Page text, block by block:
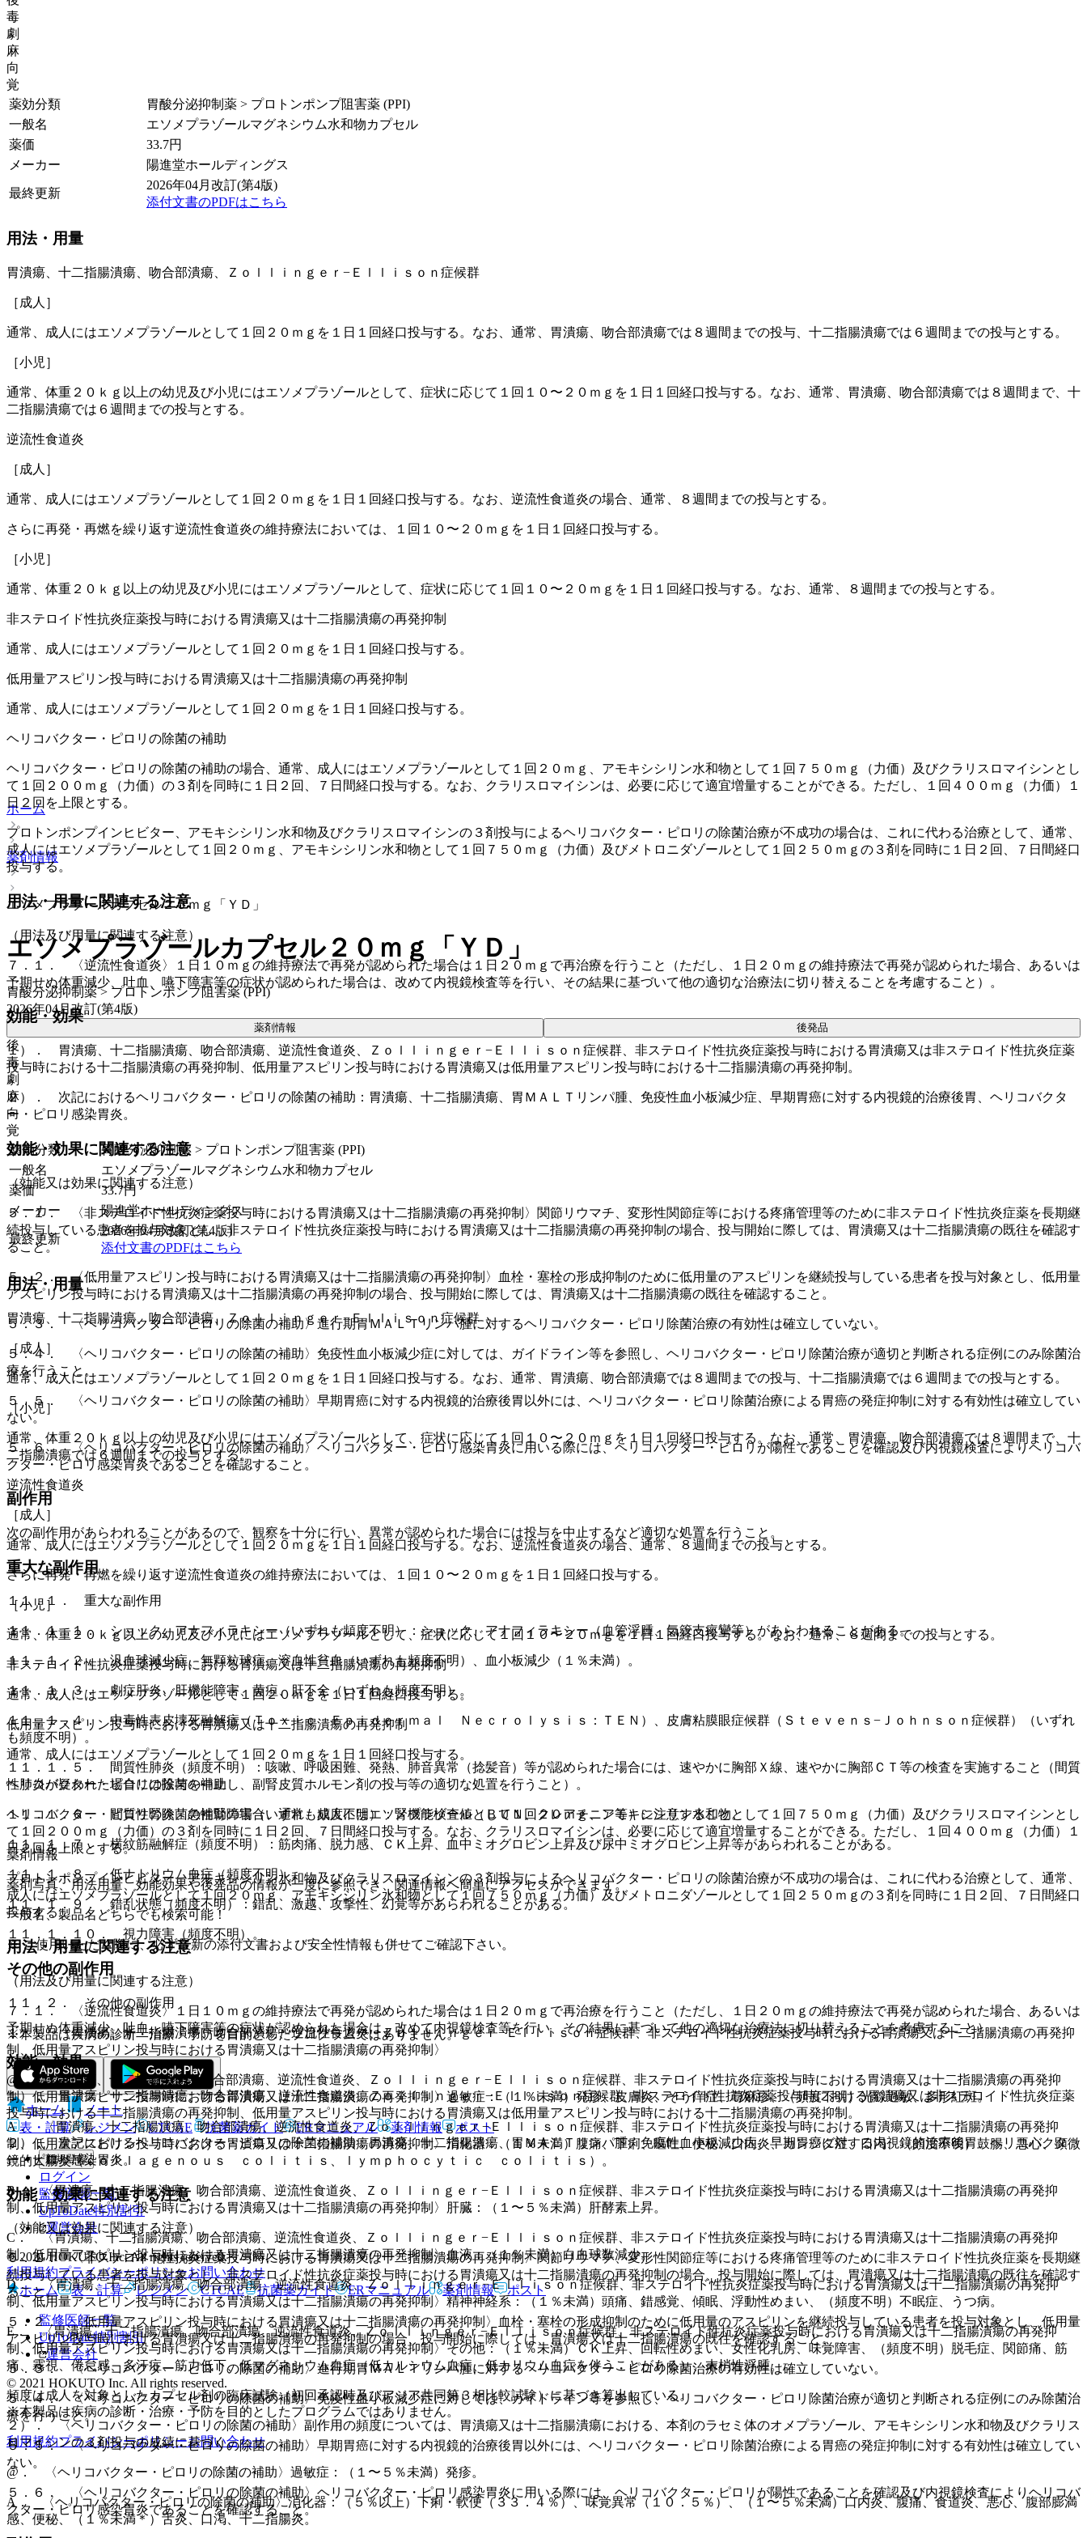
毒
劇
麻
向
覚
薬効分類
胃酸分泌抑制薬 > プロトンポンプ阻害薬 (PPI)
一般名
エソメプラゾールマグネシウム水和物カプセル
薬価
33.7円
メーカー
陽進堂ホールディングス
最終更新
2026年04月改訂(第4版)
添付文書のPDFはこちら
用法・用量
胃潰瘍、十二指腸潰瘍、吻合部潰瘍、Ｚｏｌｌｉｎｇｅｒ−Ｅｌｌｉｓｏｎ症候群
［成人］
通常、成人にはエソメプラゾールとして１回２０ｍｇを１日１回経口投与する。なお、通常、胃潰瘍、吻合部潰瘍では８週間までの投与、十二指腸潰瘍では６週間までの投与とする。
［小児］
通常、体重２０ｋｇ以上の幼児及び小児にはエソメプラゾールとして、症状に応じて１回１０〜２０ｍｇを１日１回経口投与する。なお、通常、胃潰瘍、吻合部潰瘍では８週間まで、十
二指腸潰瘍では６週間までの投与とする。
逆流性食道炎
［成人］
通常、成人にはエソメプラゾールとして１回２０ｍｇを１日１回経口投与する。なお、逆流性食道炎の場合、通常、８週間までの投与とする。
さらに再発・再燃を繰り返す逆流性食道炎の維持療法においては、１回１０〜２０ｍｇを１日１回経口投与する。
［小児］
通常、体重２０ｋｇ以上の幼児及び小児にはエソメプラゾールとして、症状に応じて１回１０〜２０ｍｇを１日１回経口投与する。なお、通常、８週間までの投与とする。
非ステロイド性抗炎症薬投与時における胃潰瘍又は十二指腸潰瘍の再発抑制
通常、成人にはエソメプラゾールとして１回２０ｍｇを１日１回経口投与する。
低用量アスピリン投与時における胃潰瘍又は十二指腸潰瘍の再発抑制
通常、成人にはエソメプラゾールとして１回２０ｍｇを１日１回経口投与する。
ヘリコバクター・ピロリの除菌の補助
ヘリコバクター・ピロリの除菌の補助の場合、通常、成人にはエソメプラゾールとして１回２０ｍｇ、アモキシシリン水和物として１回７５０ｍｇ（力価）及びクラリスロマイシンとし
て１回２００ｍｇ（力価）の３剤を同時に１日２回、７日間経口投与する。なお、クラリスロマイシンは、必要に応じて適宜増量することができる。ただし、１回４００ｍｇ（力価）１
日２回を上限とする。
プロトンポンプインヒビター、アモキシシリン水和物及びクラリスロマイシンの３剤投与によるヘリコバクター・ピロリの除菌治療が不成功の場合は、これに代わる治療として、通常、
成人にはエソメプラゾールとして１回２０ｍｇ、アモキシシリン水和物として１回７５０ｍｇ（力価）及びメトロニダゾールとして１回２５０ｍｇの３剤を同時に１日２回、７日間経口
投与する。
用法・用量に関連する注意
（用法及び用量に関連する注意）
７．１． 〈逆流性食道炎〉１日１０ｍｇの維持療法で再発が認められた場合は１日２０ｍｇで再治療を行うこと（ただし、１日２０ｍｇの維持療法で再発が認められた場合、あるいは
予期せぬ体重減少、吐血、嚥下障害等の症状が認められた場合は、改めて内視鏡検査等を行い、その結果に基づいて他の適切な治療法に切り替えることを考慮すること）。
効能・効果
１）． 胃潰瘍、十二指腸潰瘍、吻合部潰瘍、逆流性食道炎、Ｚｏｌｌｉｎｇｅｒ−Ｅｌｌｉｓｏｎ症候群、非ステロイド性抗炎症薬投与時における胃潰瘍又は非ステロイド性抗炎症薬
投与時における十二指腸潰瘍の再発抑制、低用量アスピリン投与時における胃潰瘍又は低用量アスピリン投与時における十二指腸潰瘍の再発抑制。
２）． 次記におけるヘリコバクター・ピロリの除菌の補助：胃潰瘍、十二指腸潰瘍、胃ＭＡＬＴリンパ腫、免疫性血小板減少症、早期胃癌に対する内視鏡的治療後胃、ヘリコバクタ
ー・ピロリ感染胃炎。
効能・効果に関連する注意
（効能又は効果に関連する注意）
５．１． 〈非ステロイド性抗炎症薬投与時における胃潰瘍又は十二指腸潰瘍の再発抑制〉関節リウマチ、変形性関節症等における疼痛管理等のために非ステロイド性抗炎症薬を長期継
続投与している患者を投与対象とし、非ステロイド性抗炎症薬投与時における胃潰瘍又は十二指腸潰瘍の再発抑制の場合、投与開始に際しては、胃潰瘍又は十二指腸潰瘍の既往を確認す
ること。
５．２． 〈低用量アスピリン投与時における胃潰瘍又は十二指腸潰瘍の再発抑制〉血栓・塞栓の形成抑制のために低用量のアスピリンを継続投与している患者を投与対象とし、低用量
アスピリン投与時における胃潰瘍又は十二指腸潰瘍の再発抑制の場合、投与開始に際しては、胃潰瘍又は十二指腸潰瘍の既往を確認すること。
５．３． 〈ヘリコバクター・ピロリの除菌の補助〉進行期胃ＭＡＬＴリンパ腫に対するヘリコバクター・ピロリ除菌治療の有効性は確立していない。
５．４． 〈ヘリコバクター・ピロリの除菌の補助〉免疫性血小板減少症に対しては、ガイドライン等を参照し、ヘリコバクター・ピロリ除菌治療が適切と判断される症例にのみ除菌治
療を行うこと。
５．５． 〈ヘリコバクター・ピロリの除菌の補助〉早期胃癌に対する内視鏡的治療後胃以外には、ヘリコバクター・ピロリ除菌治療による胃癌の発症抑制に対する有効性は確立してい
ない。
５．６． 〈ヘリコバクター・ピロリの除菌の補助〉ヘリコバクター・ピロリ感染胃炎に用いる際には、ヘリコバクター・ピロリが陽性であることを確認及び内視鏡検査によりヘリコバ
クター・ピロリ感染胃炎であることを確認すること。
副作用
次の副作用があらわれることがあるので、観察を十分に行い、異常が認められた場合には投与を中止するなど適切な処置を行うこと。
重大な副作用
１１．１． 重大な副作用
１１．１．１． ショック、アナフィラキシー（いずれも頻度不明）：ショック、アナフィラキシー（血管浮腫、気管支痙攣等）があらわれることがある。
１１．１．２． 汎血球減少症、無顆粒球症、溶血性貧血（いずれも頻度不明）、血小板減少（１％未満）。
１１．１．３． 劇症肝炎、肝機能障害、黄疸、肝不全（いずれも頻度不明）。
１１．１．４． 中毒性表皮壊死融解症（Ｔｏｘｉｃ Ｅｐｉｄｅｒｍａｌ Ｎｅｃｒｏｌｙｓｉｓ：ＴＥＮ）、皮膚粘膜眼症候群（Ｓｔｅｖｅｎｓ−Ｊｏｈｎｓｏｎ症候群）（いずれ
も頻度不明）。
１１．１．５． 間質性肺炎（頻度不明）：咳嗽、呼吸困難、発熱、肺音異常（捻髪音）等が認められた場合には、速やかに胸部Ｘ線、速やかに胸部ＣＴ等の検査を実施すること（間質
性肺炎が疑われた場合には投与を中止し、副腎皮質ホルモン剤の投与等の適切な処置を行うこと）。
１１．１．６． 間質性腎炎、急性腎障害（いずれも頻度不明）：腎機能検査値（ＢＵＮ、クレアチニン等）に注意すること。
１１．１．７． 横紋筋融解症（頻度不明）：筋肉痛、脱力感、ＣＫ上昇、血中ミオグロビン上昇及び尿中ミオグロビン上昇等があらわれることがある。
１１．１．８． 低ナトリウム血症（頻度不明）。
１１．１．９． 錯乱状態（頻度不明）：錯乱、激越、攻撃性、幻覚等があらわれることがある。
１１．１．１０． 視力障害（頻度不明）。
その他の副作用
１１．２． その他の副作用
１）． 〈胃潰瘍、十二指腸潰瘍、吻合部潰瘍、逆流性食道炎、Ｚｏｌｌｉｎｇｅｒ−Ｅｌｌｉｓｏｎ症候群、非ステロイド性抗炎症薬投与時における胃潰瘍又は十二指腸潰瘍の再発抑
制、低用量アスピリン投与時における胃潰瘍又は十二指腸潰瘍の再発抑制〉
@． 〈胃潰瘍、十二指腸潰瘍、吻合部潰瘍、逆流性食道炎、Ｚｏｌｌｉｎｇｅｒ−Ｅｌｌｉｓｏｎ症候群、非ステロイド性抗炎症薬投与時における胃潰瘍又は十二指腸潰瘍の再発抑
制、低用量アスピリン投与時における胃潰瘍又は十二指腸潰瘍の再発抑制〉過敏症：（１％未満）発疹、皮膚炎、そう痒症、蕁麻疹、（頻度不明）光線過敏、多形紅斑。
A． 〈胃潰瘍、十二指腸潰瘍、吻合部潰瘍、逆流性食道炎、Ｚｏｌｌｉｎｇｅｒ−Ｅｌｌｉｓｏｎ症候群、非ステロイド性抗炎症薬投与時における胃潰瘍又は十二指腸潰瘍の再発抑
制、低用量アスピリン投与時における胃潰瘍又は十二指腸潰瘍の再発抑制〉消化器：（１％未満）腹痛、下痢、嘔吐、便秘、口内炎、カンジダ症、口渇、（頻度不明）鼓腸、悪心、顕微
鏡的大腸炎（ｃｏｌｌａｇｅｎｏｕｓ ｃｏｌｉｔｉｓ、ｌｙｍｐｈｏｃｙｔｉｃ ｃｏｌｉｔｉｓ）。
B． 〈胃潰瘍、十二指腸潰瘍、吻合部潰瘍、逆流性食道炎、Ｚｏｌｌｉｎｇｅｒ−Ｅｌｌｉｓｏｎ症候群、非ステロイド性抗炎症薬投与時における胃潰瘍又は十二指腸潰瘍の再発抑
制、低用量アスピリン投与時における胃潰瘍又は十二指腸潰瘍の再発抑制〉肝臓：（１〜５％未満）肝酵素上昇。
C． 〈胃潰瘍、十二指腸潰瘍、吻合部潰瘍、逆流性食道炎、Ｚｏｌｌｉｎｇｅｒ−Ｅｌｌｉｓｏｎ症候群、非ステロイド性抗炎症薬投与時における胃潰瘍又は十二指腸潰瘍の再発抑
制、低用量アスピリン投与時における胃潰瘍又は十二指腸潰瘍の再発抑制〉血液：（１％未満）白血球数減少。
D． 〈胃潰瘍、十二指腸潰瘍、吻合部潰瘍、逆流性食道炎、Ｚｏｌｌｉｎｇｅｒ−Ｅｌｌｉｓｏｎ症候群、非ステロイド性抗炎症薬投与時における胃潰瘍又は十二指腸潰瘍の再発抑
制、低用量アスピリン投与時における胃潰瘍又は十二指腸潰瘍の再発抑制〉精神神経系：（１％未満）頭痛、錯感覚、傾眠、浮動性めまい、（頻度不明）不眠症、うつ病。
E． 〈胃潰瘍、十二指腸潰瘍、吻合部潰瘍、逆流性食道炎、Ｚｏｌｌｉｎｇｅｒ−Ｅｌｌｉｓｏｎ症候群、非ステロイド性抗炎症薬投与時における胃潰瘍又は十二指腸潰瘍の再発抑
制、低用量アスピリン投与時における胃潰瘍又は十二指腸潰瘍の再発抑制〉その他：（１％未満）ＣＫ上昇、回転性めまい、女性化乳房、味覚障害、（頻度不明）脱毛症、関節痛、筋
痛、霧視、倦怠感、多汗症、筋力低下、低マグネシウム血症（低カルシウム血症、低カリウム血症を伴うことがある）、末梢性浮腫。
頻度は成人を対象としたカプセル剤の臨床試験（初回承認時及びアジア共同第３相比較試験）に基づき算出している。
２）． 〈ヘリコバクター・ピロリの除菌の補助〉副作用の頻度については、胃潰瘍又は十二指腸潰瘍における、本剤のラセミ体のオメプラゾール、アモキシシリン水和物及びクラリス
ロマイシンの３剤投与の成績に基づく。
@． 〈ヘリコバクター・ピロリの除菌の補助〉過敏症：（１〜５％未満）発疹。
A． 〈ヘリコバクター・ピロリの除菌の補助〉消化器：（５％以上）下痢・軟便（３３．４％）、味覚異常（１０．５％）、（１〜５％未満）口内炎、腹痛、食道炎、悪心、腹部膨満
感、便秘、（１％未満＊）舌炎、口渇、十二指腸炎。
ホーム
薬剤情報
エソメプラゾールカプセル２０ｍｇ「ＹＤ」
エソメプラゾールカプセル２０ｍｇ「ＹＤ」
胃酸分泌抑制薬 > プロトンポンプ阻害薬 (PPI)
2026年04月改訂(第4版)
薬剤情報 後発品
後
毒
劇
麻
向
覚
薬効分類
胃酸分泌抑制薬 > プロトンポンプ阻害薬 (PPI)
一般名
エソメプラゾールマグネシウム水和物カプセル
薬価
33.7円
メーカー
陽進堂ホールディングス
最終更新
2026年04月改訂(第4版)
添付文書のPDFはこちら
用法・用量
胃潰瘍、十二指腸潰瘍、吻合部潰瘍、Ｚｏｌｌｉｎｇｅｒ−Ｅｌｌｉｓｏｎ症候群
［成人］
通常、成人にはエソメプラゾールとして１回２０ｍｇを１日１回経口投与する。なお、通常、胃潰瘍、吻合部潰瘍では８週間までの投与、十二指腸潰瘍では６週間までの投与とする。
［小児］
通常、体重２０ｋｇ以上の幼児及び小児にはエソメプラゾールとして、症状に応じて１回１０〜２０ｍｇを１日１回経口投与する。なお、通常、胃潰瘍、吻合部潰瘍では８週間まで、十
二指腸潰瘍では６週間までの投与とする。
逆流性食道炎
［成人］
通常、成人にはエソメプラゾールとして１回２０ｍｇを１日１回経口投与する。なお、逆流性食道炎の場合、通常、８週間までの投与とする。
さらに再発・再燃を繰り返す逆流性食道炎の維持療法においては、１回１０〜２０ｍｇを１日１回経口投与する。
［小児］
通常、体重２０ｋｇ以上の幼児及び小児にはエソメプラゾールとして、症状に応じて１回１０〜２０ｍｇを１日１回経口投与する。なお、通常、８週間までの投与とする。
非ステロイド性抗炎症薬投与時における胃潰瘍又は十二指腸潰瘍の再発抑制
通常、成人にはエソメプラゾールとして１回２０ｍｇを１日１回経口投与する。
低用量アスピリン投与時における胃潰瘍又は十二指腸潰瘍の再発抑制
通常、成人にはエソメプラゾールとして１回２０ｍｇを１日１回経口投与する。
ヘリコバクター・ピロリの除菌の補助
ヘリコバクター・ピロリの除菌の補助の場合、通常、成人にはエソメプラゾールとして１回２０ｍｇ、アモキシシリン水和物として１回７５０ｍｇ（力価）及びクラリスロマイシンとし
て１回２００ｍｇ（力価）の３剤を同時に１日２回、７日間経口投与する。なお、クラリスロマイシンは、必要に応じて適宜増量することができる。ただし、１回４００ｍｇ（力価）１
日２回を上限とする。
プロトンポンプインヒビター、アモキシシリン水和物及びクラリスロマイシンの３剤投与によるヘリコバクター・ピロリの除菌治療が不成功の場合は、これに代わる治療として、通常、
成人にはエソメプラゾールとして１回２０ｍｇ、アモキシシリン水和物として１回７５０ｍｇ（力価）及びメトロニダゾールとして１回２５０ｍｇの３剤を同時に１日２回、７日間経口
投与する。
用法・用量に関連する注意
（用法及び用量に関連する注意）
７．１． 〈逆流性食道炎〉１日１０ｍｇの維持療法で再発が認められた場合は１日２０ｍｇで再治療を行うこと（ただし、１日２０ｍｇの維持療法で再発が認められた場合、あるいは
予期せぬ体重減少、吐血、嚥下障害等の症状が認められた場合は、改めて内視鏡検査等を行い、その結果に基づいて他の適切な治療法に切り替えることを考慮すること）。
効能・効果
１）． 胃潰瘍、十二指腸潰瘍、吻合部潰瘍、逆流性食道炎、Ｚｏｌｌｉｎｇｅｒ−Ｅｌｌｉｓｏｎ症候群、非ステロイド性抗炎症薬投与時における胃潰瘍又は非ステロイド性抗炎症薬
投与時における十二指腸潰瘍の再発抑制、低用量アスピリン投与時における胃潰瘍又は低用量アスピリン投与時における十二指腸潰瘍の再発抑制。
２）． 次記におけるヘリコバクター・ピロリの除菌の補助：胃潰瘍、十二指腸潰瘍、胃ＭＡＬＴリンパ腫、免疫性血小板減少症、早期胃癌に対する内視鏡的治療後胃、ヘリコバクタ
ー・ピロリ感染胃炎。
効能・効果に関連する注意
（効能又は効果に関連する注意）
５．１． 〈非ステロイド性抗炎症薬投与時における胃潰瘍又は十二指腸潰瘍の再発抑制〉関節リウマチ、変形性関節症等における疼痛管理等のために非ステロイド性抗炎症薬を長期継
続投与している患者を投与対象とし、非ステロイド性抗炎症薬投与時における胃潰瘍又は十二指腸潰瘍の再発抑制の場合、投与開始に際しては、胃潰瘍又は十二指腸潰瘍の既往を確認す
ること。
５．２． 〈低用量アスピリン投与時における胃潰瘍又は十二指腸潰瘍の再発抑制〉血栓・塞栓の形成抑制のために低用量のアスピリンを継続投与している患者を投与対象とし、低用量
アスピリン投与時における胃潰瘍又は十二指腸潰瘍の再発抑制の場合、投与開始に際しては、胃潰瘍又は十二指腸潰瘍の既往を確認すること。
５．３． 〈ヘリコバクター・ピロリの除菌の補助〉進行期胃ＭＡＬＴリンパ腫に対するヘリコバクター・ピロリ除菌治療の有効性は確立していない。
５．４． 〈ヘリコバクター・ピロリの除菌の補助〉免疫性血小板減少症に対しては、ガイドライン等を参照し、ヘリコバクター・ピロリ除菌治療が適切と判断される症例にのみ除菌治
療を行うこと。
５．５． 〈ヘリコバクター・ピロリの除菌の補助〉早期胃癌に対する内視鏡的治療後胃以外には、ヘリコバクター・ピロリ除菌治療による胃癌の発症抑制に対する有効性は確立してい
ない。
５．６． 〈ヘリコバクター・ピロリの除菌の補助〉ヘリコバクター・ピロリ感染胃炎に用いる際には、ヘリコバクター・ピロリが陽性であることを確認及び内視鏡検査によりヘリコバ
クター・ピロリ感染胃炎であることを確認すること。
薬剤情報
薬剤写真、用法用量、効能効果や後発品の情報が一度に参照でき、関連情報へ簡単にアクセスができます。
一般名、製品名どちらでも検索可能！
※ ご使用いただく際に、必ず最新の添付文書および安全性情報も併せてご確認下さい。
※本製品は疾病の診断・治療・予防を目的としたプログラムではありません。
ホーム
ノート
表・計算
レジメン CTCAE 抗菌薬ガイド ERマニュアル 薬剤情報 ポスト
新規登録
ログイン
監修医師一覧
UpToDate特別割引
運営会社
© 2021 HOKUTO Inc. All rights reserved.
利用規約プライバシーポリシーお問い合わせ
ホーム
表・計算 レジメン CTCAE 抗菌薬ガイド ERマニュアル 薬剤情報 ポスト
監修医師一覧
UpToDate特別割引
運営会社
© 2021 HOKUTO Inc. All rights reserved.
※本製品は疾病の診断・治療・予防を目的としたプログラムではありません。
利用規約プライバシーポリシーお問い合わせ